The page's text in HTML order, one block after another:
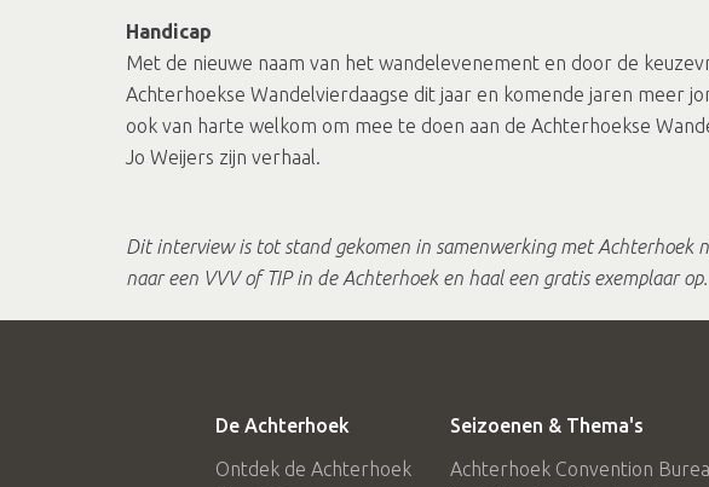
Handicap
Met de nieuwe naam van het wandelevenement en door de
Achterhoekse Wandelvierdaagse dit jaar en komende jaren meer
ook van harte welkom om mee te doen aan de Achterhoekse
Jo Weijers zijn verhaal.
Dit interview is tot stand gekomen in samenwerking met Achterhoek
naar een VVV of TIP in de Achterhoek en haal een gratis exemplaar op.
De Achterhoek
Ontdek de Achterhoek
Seizoenen & Thema's
Achterhoek Convention